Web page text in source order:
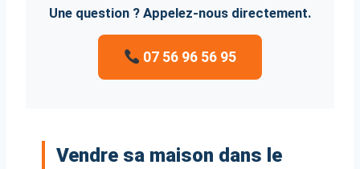
Une question ? Appelez-nous directement.
07 56 96 56 95
Vendre sa maison dans le